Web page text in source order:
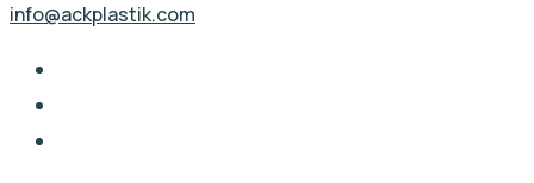
info@ackplastik.com